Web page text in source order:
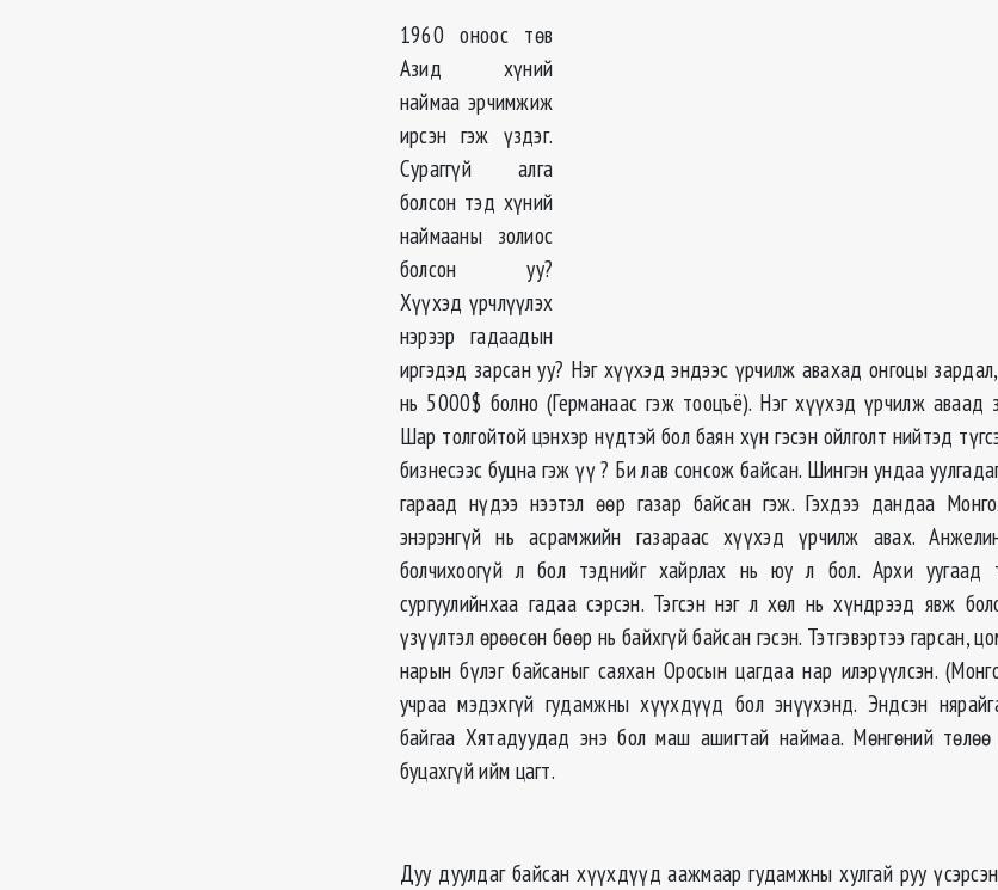
1960 оноос төв
Азид хүний
наймаа эрчимжиж
ирсэн гэж үздэг.
Сураггүй алга
болсон тэд хүний
наймааны золиос
болсон уу?
Хүүхэд үрчлүүлэх
нэрээр гадаадын
иргэдэд зарсан уу? Нэг хүүхэд эндээс үрчилж авахад онгоцы
нь 5000$ болно (Германаас гэж тооцъё). Нэг хүүхэд үрчилж
Шар толгойтой цэнхэр нүдтэй бол баян хүн гэсэн ойлголт нийтэд
бизнесээс буцна гэж үү ? Би лав сонсож байсан. Шингэн ундаа
гараад нүдээ нээтэл өөр газар байсан гэж. Гэхдээ дандаа
энэрэнгүй нь асрамжийн газараас хүүхэд үрчилж авах.
болчихоогүй л бол тэднийг хайрлах нь юу л бол. Архи уугаад
сургуулийнхаа гадаа сэрсэн. Тэгсэн нэг л хөл нь хүндрээд явж
үзүүлтэл өрөөсөн бөөр нь байхгүй байсан гэсэн. Тэтгэвэртээ гарсан,
нарын бүлэг байсаныг саяхан Оросын цагдаа нар илэрүүлсэн.
учраа мэдэхгүй гудамжны хүүхдүүд бол энүүхэнд. Эндсэн
байгаа Хятадуудад энэ бол маш ашигтай наймаа. Мөнгөний
буцахгүй ийм цагт.
Дуу дуулдаг байсан хүүхдүүд аажмаар гудамжны хулгай руу